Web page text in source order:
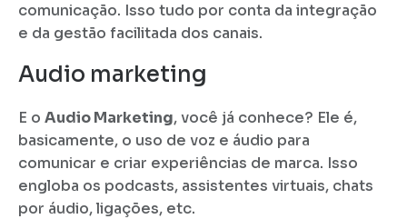
comunicação. Isso tudo por conta da integração
e da gestão facilitada dos canais.
Audio marketing
E o Audio Marketing, você já conhece? Ele é,
basicamente, o uso de voz e áudio para
comunicar e criar experiências de marca. Isso
engloba os podcasts, assistentes virtuais, chats
por áudio, ligações, etc.